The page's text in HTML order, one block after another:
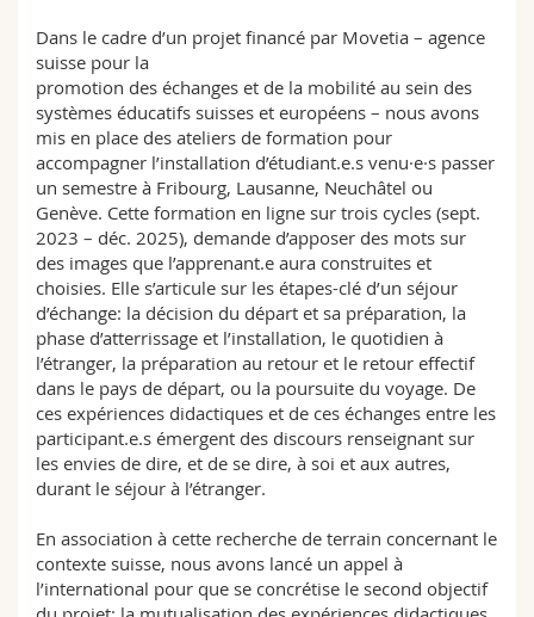
Dans le cadre d’un projet financé par Movetia – agence
suisse pour la
promotion des échanges et de la mobilité au sein des
systèmes éducatifs suisses et européens – nous avons
mis en place des ateliers de formation pour
accompagner l’installation d’étudiant.e.s venu·e·s passer
un semestre à Fribourg, Lausanne, Neuchâtel ou
Genève. Cette formation en ligne sur trois cycles (sept.
2023 – déc. 2025), demande d’apposer des mots sur
des images que l’apprenant.e aura construites et
choisies. Elle s’articule sur les étapes-clé d’un séjour
d’échange: la décision du départ et sa préparation, la
phase d’atterrissage et l’installation, le quotidien à
l’étranger, la préparation au retour et le retour effectif
dans le pays de départ, ou la poursuite du voyage. De
ces expériences didactiques et de ces échanges entre les
participant.e.s émergent des discours renseignant sur
les envies de dire, et de se dire, à soi et aux autres,
durant le séjour à l’étranger.
En association à cette recherche de terrain concernant le
contexte suisse, nous avons lancé un appel à
l’international pour que se concrétise le second objectif